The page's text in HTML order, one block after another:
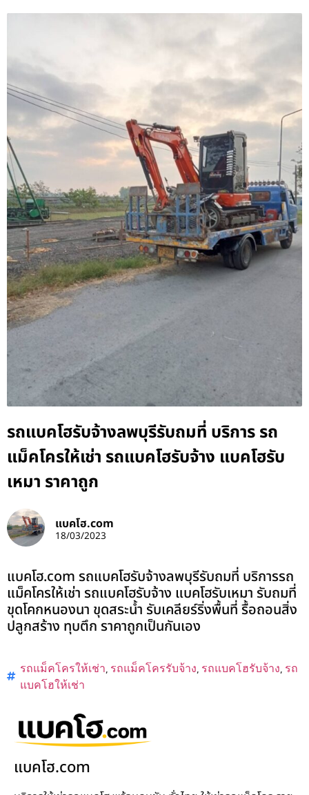
รถแบคโฮรับจ้างลพบุรีรับถมที่ บริการ รถ
แม็คโครให้เช่า รถแบคโฮรับจ้าง แบคโฮรับ
เหมา ราคาถูก
แบคโฮ.com
18/03/2023
แบคโฮ.com รถแบคโฮรับจ้างลพบุรีรับถมที่ บริการรถ
แม็คโครให้เช่า รถแบคโฮรับจ้าง แบคโฮรับเหมา รับถมที่
ขุดโคกหนองนา ขุดสระน้ำ รับเคลียร์ริ่งพื้นที่ รื้อถอนสิ่ง
ปลูกสร้าง ทุบตึก ราคาถูกเป็นกันเอง
รถแม็คโครให้เช่า, รถแม็คโครรับจ้าง, รถแบคโฮรับจ้าง, รถ
แบคโฮให้เช่า
แบคโฮ.com